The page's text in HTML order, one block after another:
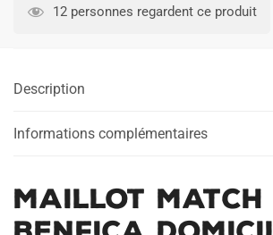
2025
12 personnes regardent ce produit
Description
Informations complémentaires
Maillot Match